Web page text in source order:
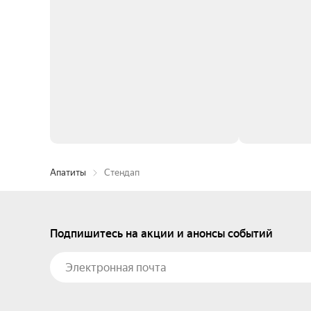
Апатиты Стендап
Подпишитесь на акции и анонсы событий